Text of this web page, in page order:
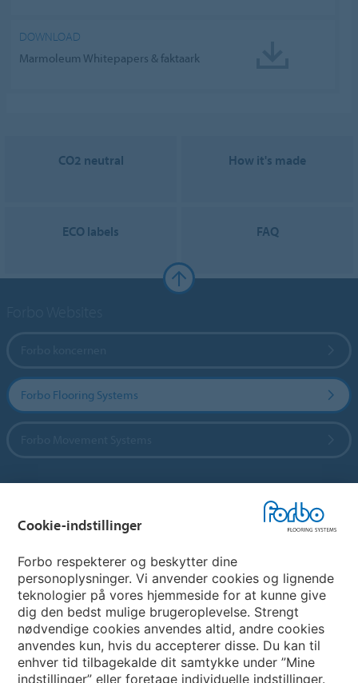
DOWNLOAD
Marmoleum Whitepapers & faktaark
CO2 neutral How it's made
ECO labels FAQ
Forbo Flooring Systems
My Forbo
Nuway entrance systems
Cookie-indstillinger
Forbo respekterer og beskytter dine
personoplysninger. Vi anvender cookies og lignende
teknologier på vores hjemmeside for at kunne give
dig den bedst mulige brugeroplevelse. Strengt
nødvendige cookies anvendes altid, andre cookies
anvendes kun, hvis du accepterer disse. Du kan til
enhver tid tilbagekalde dit samtykke under ”Mine
indstillinger” eller foretage individuelle indstillinger.